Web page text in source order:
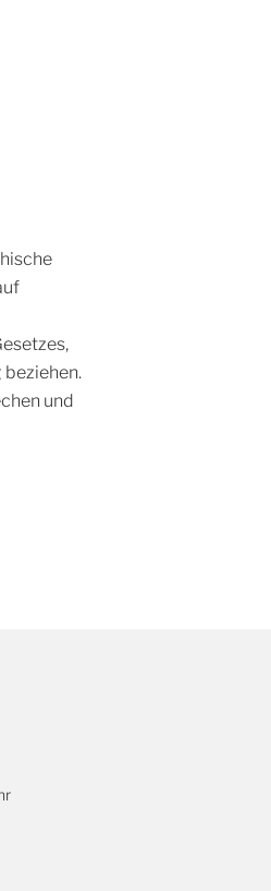
und